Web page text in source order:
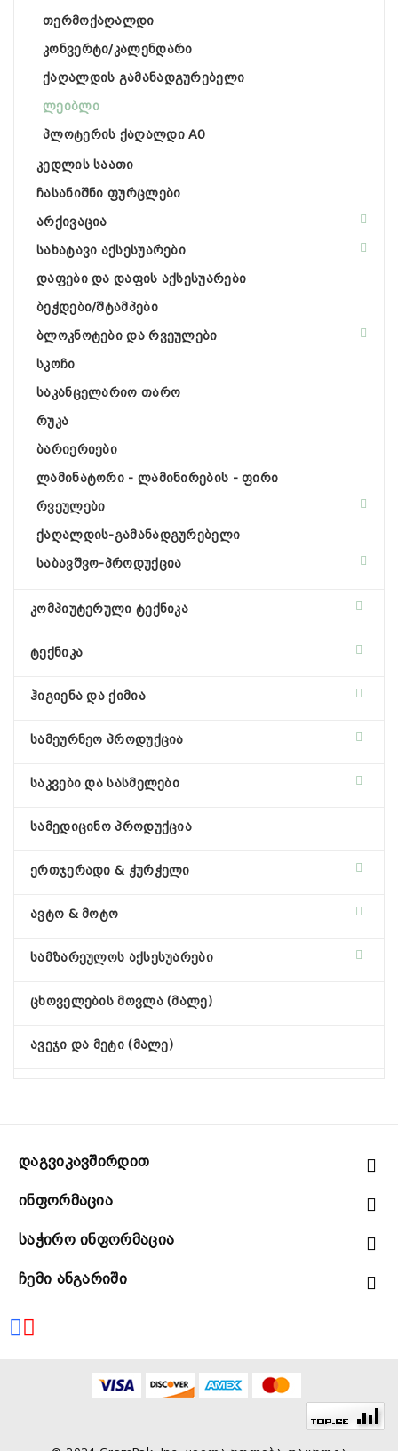
თერმოქაღალდი
კონვერტი/კალენდარი
ქაღალდის გამანადგურებელი
ლეიბლი
პლოტერის ქაღალდი A0
კედლის საათი
ჩასანიშნი ფურცლები
არქივაცია
სახატავი აქსესუარები
დაფები და დაფის აქსესუარები
ბეჭდები/შტამპები
ბლოკნოტები და რვეულები
სკოჩი
საკანცელარიო თარო
რუკა
ბარიერიები
ლამინატორი - ლამინირების - ფირი
რვეულები
ქაღალდის-გამანადგურებელი
საბავშვო-პროდუქცია
კომპიუტერული ტექნიკა
ტექნიკა
ჰიგიენა და ქიმია
სამეურნეო პროდუქცია
საკვები და სასმელები
სამედიცინო პროდუქცია
ერთჯერადი & ჭურჭელი
ავტო & მოტო
სამზარეულოს აქსესუარები
ცხოველების მოვლა (მალე)
ავეჯი და მეტი (მალე)
Დაგვიკავშირდით
Ინფორმაცია
Საჭირო Ინფორმაცია
Ჩემი Ანგარიში